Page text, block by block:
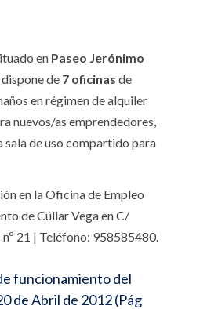
en Paseo Jerónimo
dispone de 7 oficinas de
en régimen de alquiler
nuevos/as emprendedores,
sala de uso compartido para
en la Oficina de Empleo
de Cúllar Vega en C/
21 | Teléfono: 958585480.
funcionamiento del
de Abril de 2012 (Pág